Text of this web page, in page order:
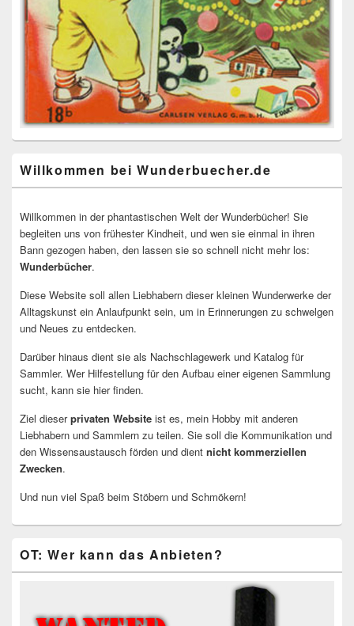
Willkommen bei Wunderbuecher.de
Willkommen in der phantastischen Welt der Wunderbücher! Sie
begleiten uns von frühester Kindheit, und wen sie einmal in ihren
Bann gezogen haben, den lassen sie so schnell nicht mehr los:
Wunderbücher.
Diese Website soll allen Liebhabern dieser kleinen Wunderwerke der
Alltagskunst ein Anlaufpunkt sein, um in Erinnerungen zu schwelgen
und Neues zu entdecken.
Darüber hinaus dient sie als Nachschlagewerk und Katalog für
Sammler. Wer Hilfestellung für den Aufbau einer eigenen Sammlung
sucht, kann sie hier finden.
Ziel dieserprivaten Website ist es, mein Hobby mit anderen
Liebhabern und Sammlern zu teilen. Sie soll die Kommunikation und
den Wissensaustausch förden und dient nicht kommerziellen
Zwecken.
Und nun viel Spaß beim Stöbern und Schmökern!
OT: Wer kann das Anbieten?